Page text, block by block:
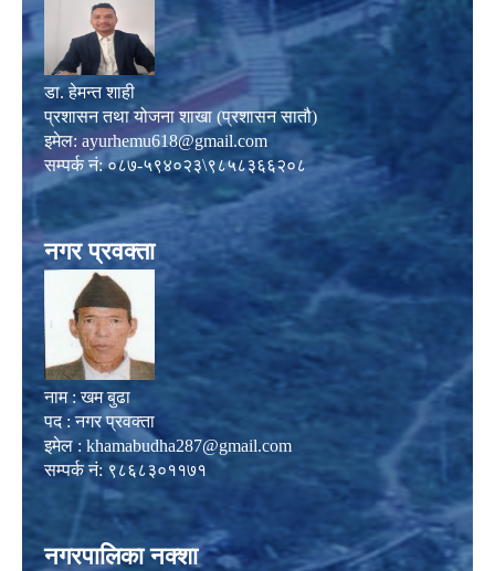
डा. हेमन्त शाही
प्रशासन तथा योजना शाखा (प्रशासन सातौ)
इमेल: ayurhemu618@gmail.com
सम्पर्क नं: ०८७-५९४०२३\९८५८३६६२०८
नगर प्रवक्ता
नाम : खम बुढा
पद : नगर प्रवक्ता
इमेल : khamabudha287@gmail.com
सम्पर्क नं: ९८६८३०११७१
नगरपालिका नक्शा